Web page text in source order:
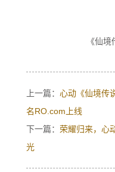
《仙
上一篇：心动《仙境传
名RO.com上线
下一篇：荣耀归来，心
光